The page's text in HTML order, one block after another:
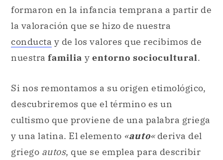
formaron en la infancia temprana a partir de
la valoración que se hizo de nuestra
conducta y de los valores que recibimos de
nuestra familia y entorno sociocultural.
Si nos remontamos a su origen etimológico,
descubriremos que el término es un
cultismo que proviene de una palabra griega
y una latina. El elemento «auto«deriva del
griego autos, que se emplea para describir